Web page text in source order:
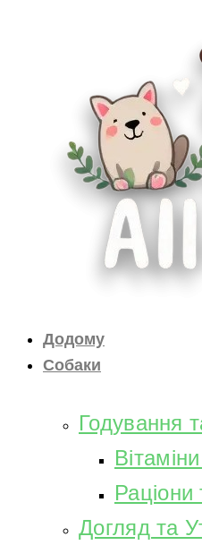
Додому
Собаки
Годування
Раціони
Догляд та